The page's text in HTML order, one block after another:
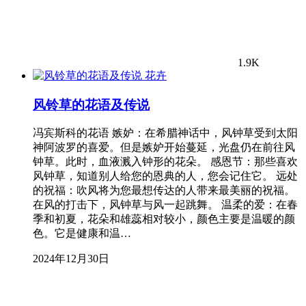
1.9K
花卉
风铃草的花语及传说
冯宾斯科的花语 嫉妒：在希腊神话中，风钟草受到太阳
神阿波罗的喜爱。但是嫉妒开始蔓延，光盘仍在前往风
钟草。此时，血液溅入钟形的花朵。 感恩节：那些喜欢
风钟草，知道别人给您的恩典的人，您会记住它。 远处
的祝福：吹风将为您最想传达的人带来最美丽的祝福。
在风的打击下，风钟草与风一起跳舞。 温柔的爱：在春
季和初夏，花朵和雄蕊相对较小，颜色主要是温暖的颜
色。它是健康和温…
2024年12月30日